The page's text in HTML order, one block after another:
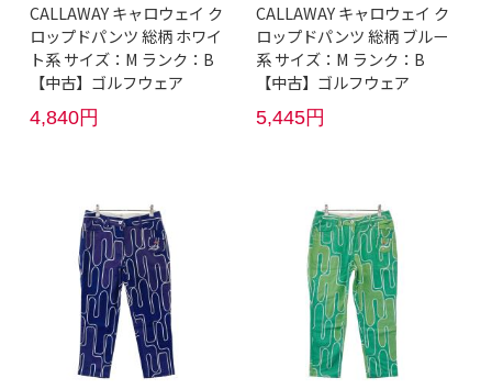
CALLAWAY キャロウェイ ク
ロップドパンツ 総柄 ホワイ
ト系 サイズ：M ランク：B
【中古】ゴルフウェア
4,840円
CALLAWAY キャロウェイ ク
ロップドパンツ 総柄 ブルー
系 サイズ：M ランク：B
【中古】ゴルフウェア
5,445円